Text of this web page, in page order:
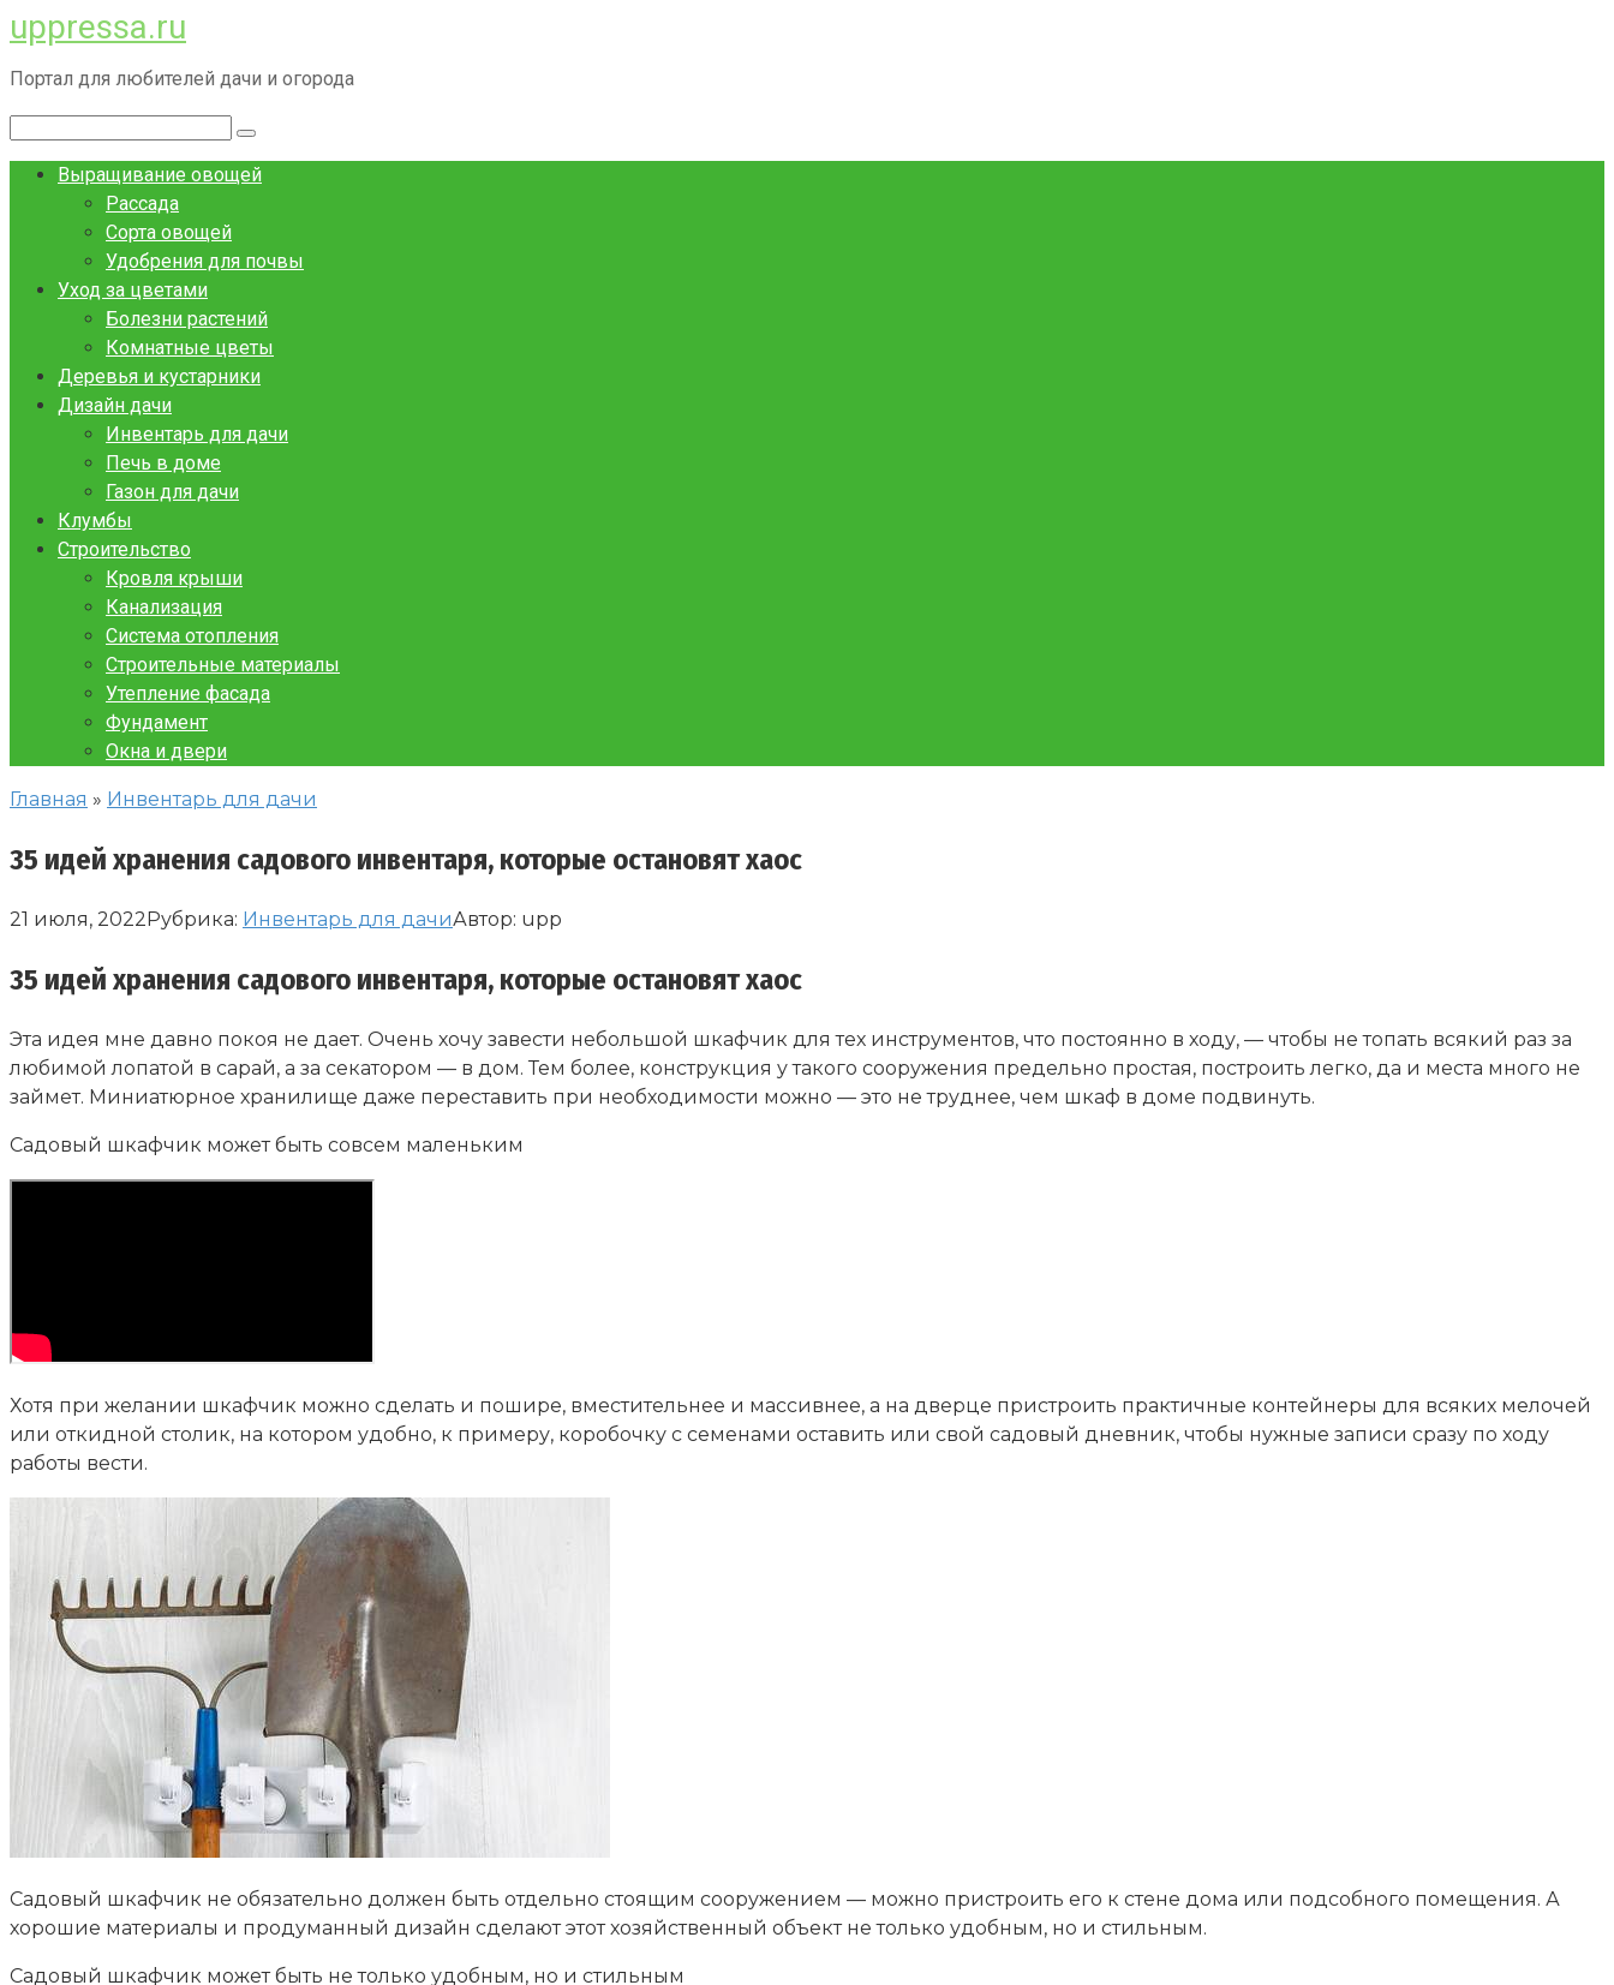
Перейти
к
контенту
uppressa.ru
Портал для любителей дачи и огорода
Выращивание овощей
Рассада
Сорта овощей
Удобрения для почвы
Уход за цветами
Болезни растений
Комнатные цветы
Деревья и кустарники
Дизайн дачи
Инвентарь для дачи
Печь в доме
Газон для дачи
Клумбы
Строительство
Кровля крыши
Канализация
Система отопления
Строительные материалы
Утепление фасада
Фундамент
Окна и двери
Главная » Инвентарь для дачи
35 идей хранения садового инвентаря, которые остановят хаос
21 июля, 2022Рубрика: Инвентарь для дачиАвтор: upp
35 идей хранения садового инвентаря, которые остановят хаос
Эта идея мне давно покоя не дает. Очень хочу завести небольшой шкафчик для тех инструментов, что постоянно в ходу, — чтобы не топать всякий раз за
любимой лопатой в сарай, а за секатором — в дом. Тем более, конструкция у такого сооружения предельно простая, построить легко, да и места много не
займет. Миниатюрное хранилище даже переставить при необходимости можно — это не труднее, чем шкаф в доме подвинуть.
Садовый шкафчик может быть совсем маленьким
Хотя при желании шкафчик можно сделать и пошире, вместительнее и массивнее, а на дверце пристроить практичные контейнеры для всяких мелочей
или откидной столик, на котором удобно, к примеру, коробочку с семенами оставить или свой садовый дневник, чтобы нужные записи сразу по ходу
работы вести.
Садовый шкафчик не обязательно должен быть отдельно стоящим сооружением — можно пристроить его к стене дома или подсобного помещения. А
хорошие материалы и продуманный дизайн сделают этот хозяйственный объект не только удобным, но и стильным.
Садовый шкафчик может быть не только удобным, но и стильным